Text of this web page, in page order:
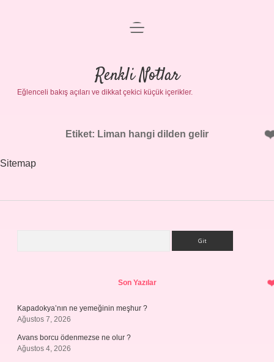
Gizlilik Politikası
Yasal Uyarı
menüyü
Renkli Notlar
Eğlenceli bakış açıları ve dikkat çekici küçük içerikler.
Etiket: Liman hangi dilden gelir
Sitemap
Son Yazılar
Kapadokya’nın ne yemeğinin meşhur ?
Ağustos 7, 2026
Avans borcu ödenmezse ne olur ?
Ağustos 4, 2026